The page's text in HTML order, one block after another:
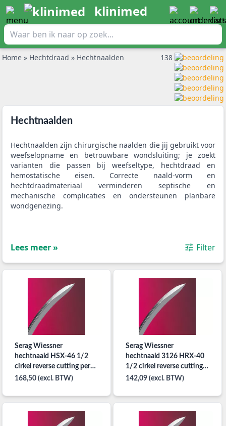
klinimed
Home » Hechtdraad » Hechtnaalden 138
Hechtnaalden
Hechtnaalden zijn chirurgische naalden die jij gebruikt voor
weefselopname en betrouwbare wondsluiting; je zoekt
varianten die passen bij weefseltype, hechtdraad en
hemostatische eisen. Correcte naald‑vorm en
hechtdraadmateriaal verminderen septische en
mechanische complicaties en ondersteunen planbare
wondgenezing.
Lees meer » Filter
Serag Wiessner
hechtnaald HSX-46 1/2
cirkel reverse cutting per
48st.
168,50 (excl. BTW)
Serag Wiessner
hechtnaald 3126 HRX-40
1/2 cirkel reverse cutting
40mm per 48st..
142,09 (excl. BTW)